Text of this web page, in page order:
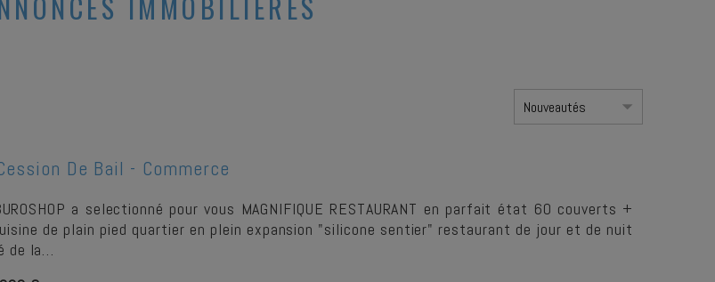
De Bail - Commerce
a selectionné pour vous MAGNIFIQUE RESTAURANT en parfait état 60 couverts +
de plain pied quartier en plein expansion "silicone sentier" restaurant de jour et de nuit
de la…